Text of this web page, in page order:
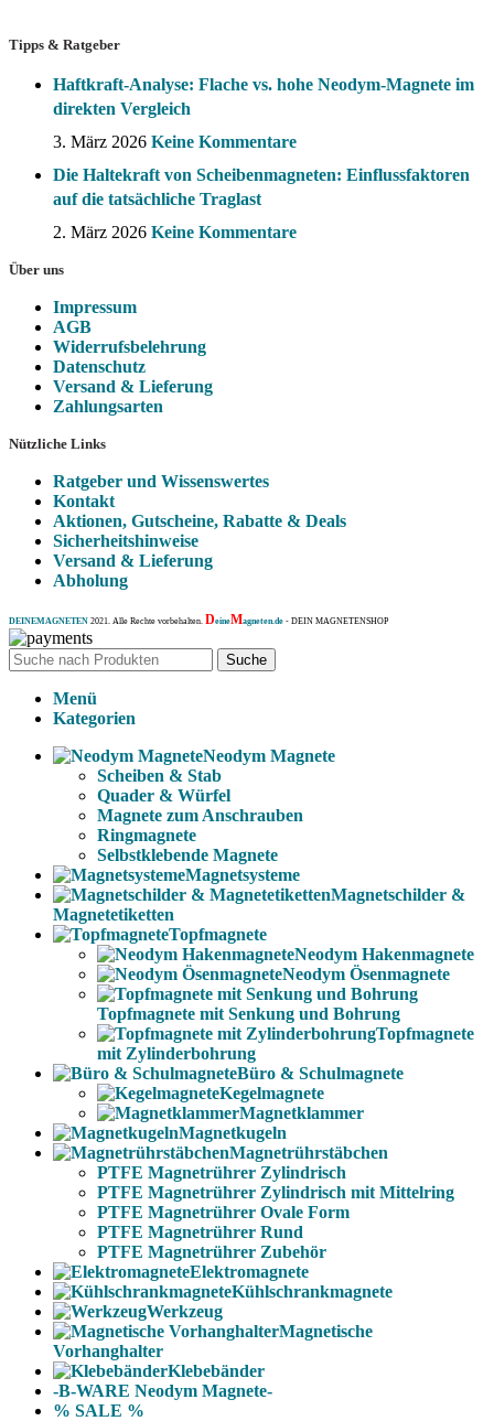
Tipps & Ratgeber
Haftkraft-Analyse: Flache vs. hohe Neodym-Magnete im
direkten Vergleich
3. März 2026 Keine Kommentare
Die Haltekraft von Scheibenmagneten: Einflussfaktoren
auf die tatsächliche Traglast
2. März 2026 Keine Kommentare
Über uns
Impressum
AGB
Widerrufsbelehrung
Datenschutz
Versand & Lieferung
Zahlungsarten
Nützliche Links
Ratgeber und Wissenswertes
Kontakt
Aktionen, Gutscheine, Rabatte & Deals
Sicherheitshinweise
Versand & Lieferung
Abholung
DEINEMAGNETEN 2021. Alle Rechte vorbehalten. DeineMagneten.de - DEIN MAGNETENSHOP
Suche
Menü
Kategorien
Neodym Magnete
Scheiben & Stab
Quader & Würfel
Magnete zum Anschrauben
Ringmagnete
Selbstklebende Magnete
Magnetsysteme
Magnetschilder &
Magnetetiketten
Topfmagnete
Neodym Hakenmagnete
Neodym Ösenmagnete
Topfmagnete mit Senkung und Bohrung
Topfmagnete
mit Zylinderbohrung
Büro & Schulmagnete
Kegelmagnete
Magnetklammer
Magnetkugeln
Magnetrührstäbchen
PTFE Magnetrührer Zylindrisch
PTFE Magnetrührer Zylindrisch mit Mittelring
PTFE Magnetrührer Ovale Form
PTFE Magnetrührer Rund
PTFE Magnetrührer Zubehör
Elektromagnete
Kühlschrankmagnete
Werkzeug
Magnetische
Vorhanghalter
Klebebänder
-B-WARE Neodym Magnete-
% SALE %